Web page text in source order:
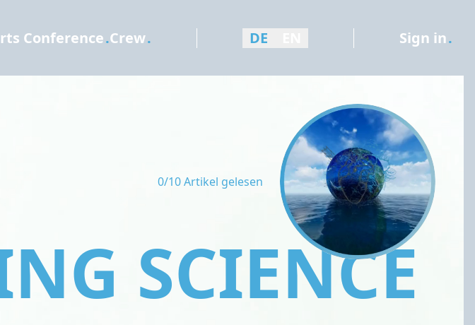
Conference.Crew. DE Sign in.
0/10 Artikel gelesen
SCIENCE